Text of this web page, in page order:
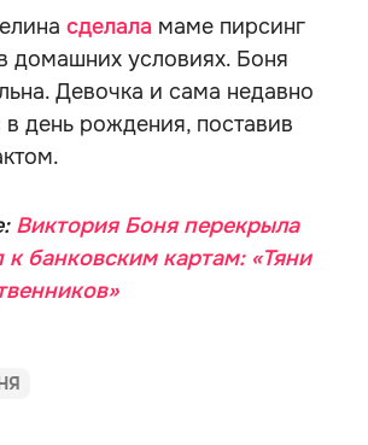
сделала маме пирсинг
домашних условиях. Боня
Девочка и сама недавно
день рождения, поставив
Виктория Боня перекрыла
к банковским картам: «Тяни